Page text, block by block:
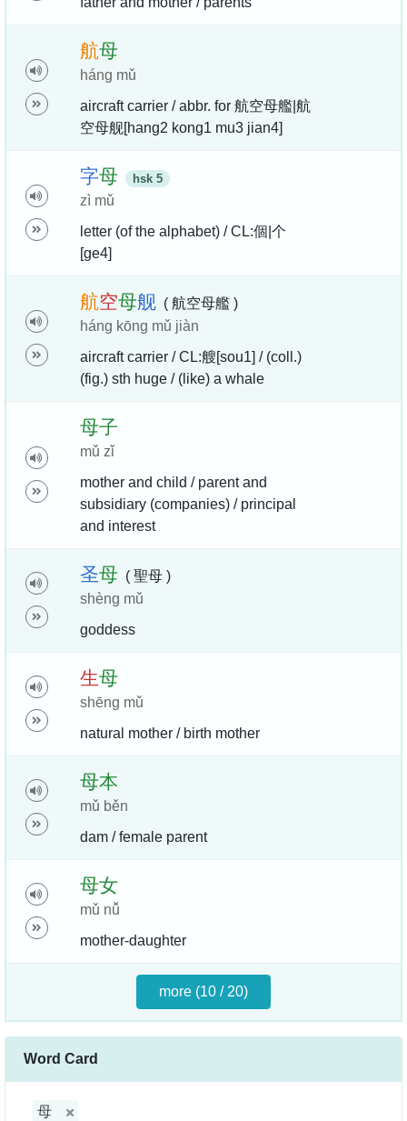
航母
háng mǔ
aircraft carrier / abbr. for 航空母艦|航
空母舰[hang2 kong1 mu3 jian4]
字母 hsk 5
zì mǔ
letter (of the alphabet) / CL:個|个
[ge4]
航空母舰 ( 航空母艦 )
háng kōng mǔ jiàn
aircraft carrier / CL:艘[sou1] / (coll.)
(fig.) sth huge / (like) a whale
母子
mǔ zǐ
mother and child / parent and
subsidiary (companies) / principal
and interest
圣母 ( 聖母 )
shèng mǔ
goddess
生母
shēng mǔ
natural mother / birth mother
母本
mǔ běn
dam / female parent
母女
mǔ nǚ
mother-daughter
more (10 / 20)
Word Card
母